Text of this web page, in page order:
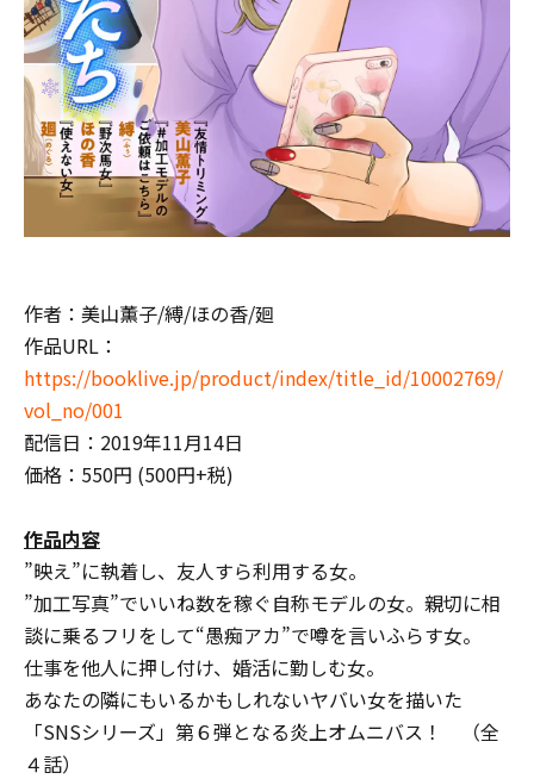
作者：美山薫子/縛/ほの香/廻
作品URL：
https://booklive.jp/product/index/title_id/10002769/
vol_no/001
配信日：2019年11月14日
価格：550円 (500円+税)
作品内容
”映え”に執着し、友人すら利用する女。
”加工写真”でいいね数を稼ぐ自称モデルの女。親切に相
談に乗るフリをして“愚痴アカ”で噂を言いふらす女。
仕事を他人に押し付け、婚活に勤しむ女。
あなたの隣にもいるかもしれないヤバい女を描いた
「SNSシリーズ」第６弾となる炎上オムニバス！ （全
４話）